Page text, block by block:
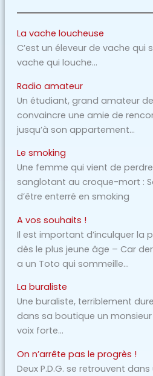
La vache loucheuse
C’est un éleveur de vache qui
vache qui louche…
Radio amateur
Un étudiant, grand amateur
convaincre une amie de
jusqu’à son appartement…
Le smoking
Une femme qui vient de
sanglotant au croque-mort :
d’être enterré en smoking
A vos souhaits !
Il est important d’inculquer la
dès le plus jeune âge – Car
a un Toto qui sommeille…
La buraliste
Une buraliste, terriblement
dans sa boutique un
voix forte…
On n’arrête pas le progrès !
Deux P.D.G. se retrouvent